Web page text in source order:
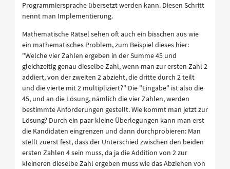
Programmiersprache übersetzt werden kann. Diesen Schritt
nennt man Implementierung.
Mathematische Rätsel sehen oft auch ein bisschen aus wie
ein mathematisches Problem, zum Beispiel dieses hier:
"Welche vier Zahlen ergeben in der Summe 45 und
gleichzeitig genau dieselbe Zahl, wenn man zur ersten Zahl 2
addiert, von der zweiten 2 abzieht, die dritte durch 2 teilt
und die vierte mit 2 multipliziert?" Die "Eingabe" ist also die
45, und an die Lösung, nämlich die vier Zahlen, werden
bestimmte Anforderungen gestellt. Wie kommt man jetzt zur
Lösung? Durch ein paar kleine Überlegungen kann man erst
die Kandidaten eingrenzen und dann durchprobieren: Man
stellt zuerst fest, dass der Unterschied zwischen den beiden
ersten Zahlen 4 sein muss, da ja die Addition von 2 zur
kleineren dieselbe Zahl ergeben muss wie das Abziehen von